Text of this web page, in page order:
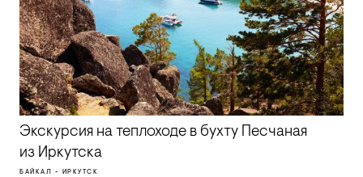
Экскурсия на теплоходе в бухту Песчаная
из Иркутска
БАЙКАЛ - ИРКУТСК